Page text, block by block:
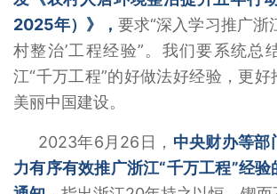
2025年）》，要求“深入学习推广浙
村整治’工程经验”。我们要系统总
江“千万工程”的好做法好经验，更
美丽中国建设。
2023年6月26日， 中央财办等部
力有序有效推广浙江“千万工程”经